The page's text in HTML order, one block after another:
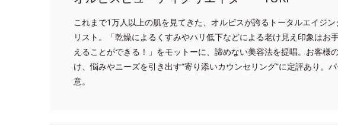
これまで1万人以上の肌を見てきた、オルビスが誇るトータルエイジン
リスト。「乾燥によるくすみやハリ低下などによる老け見え印象はお
えることができる！」をモットーに、諦めない美容法を提唱。お客様
け、悩みやニーズを引き出す“寄り添いカウンセリング”に定評あり。
意。